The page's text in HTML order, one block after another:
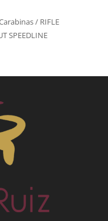
/ RIFLE
SPEEDLINE